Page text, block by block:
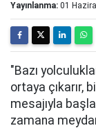
Yayınlanma: 01
"Bazı
ortaya çıkarır,
mesajıyla
zamana